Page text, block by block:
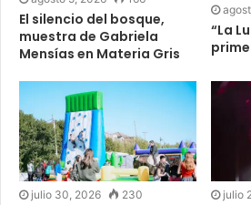
El silencio del bosque,
muestra de Gabriela
Mensías en Materia Gris
“La
julio 30, 2026 230 julio